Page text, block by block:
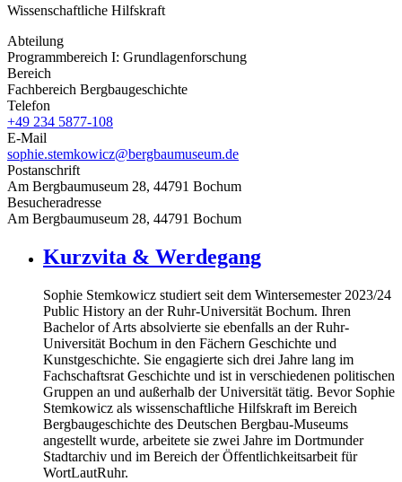
Wissenschaftliche Hilfskraft
Abteilung
Programmbereich I: Grundlagenforschung
Bereich
Fachbereich Bergbaugeschichte
Telefon
+49 234 5877-108
E-Mail
sophie.stemkowicz@bergbaumuseum.de
Postanschrift
Am Bergbaumuseum 28, 44791 Bochum
Besucheradresse
Am Bergbaumuseum 28, 44791 Bochum
Kurzvita & Werdegang
Sophie Stemkowicz studiert seit dem Wintersemester 2023/24
Public History an der Ruhr-Universität Bochum. Ihren
Bachelor of Arts absolvierte sie ebenfalls an der Ruhr-
Universität Bochum in den Fächern Geschichte und
Kunstgeschichte. Sie engagierte sich drei Jahre lang im
Fachschaftsrat Geschichte und ist in verschiedenen politischen
Gruppen an und außerhalb der Universität tätig. Bevor Sophie
Stemkowicz als wissenschaftliche Hilfskraft im Bereich
Bergbaugeschichte des Deutschen Bergbau-Museums
angestellt wurde, arbeitete sie zwei Jahre im Dortmunder
Stadtarchiv und im Bereich der Öffentlichkeitsarbeit für
WortLautRuhr.